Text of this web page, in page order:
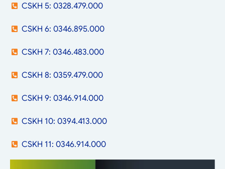
CSKH 5: 0328.479.000
CSKH 6: 0346.895.000
CSKH 7: 0346.483.000
CSKH 8: 0359.479.000
CSKH 9: 0346.914.000
CSKH 10: 0394.413.000
CSKH 11: 0346.914.000